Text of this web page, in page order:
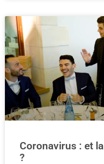
Coronavirus : et
?